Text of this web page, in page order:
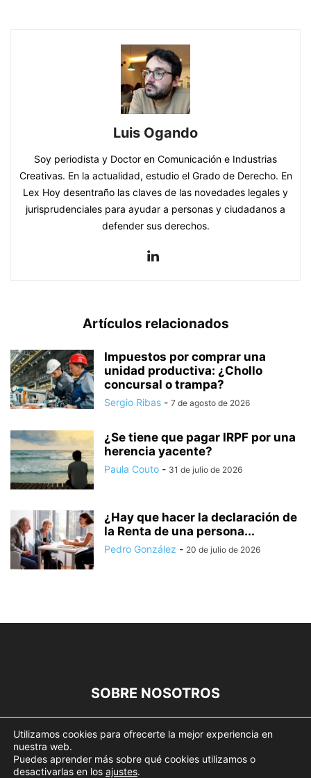
Luis Ogando
Soy periodista y Doctor en Comunicación e Industrias
Creativas. En la actualidad, estudio el Grado de Derecho. En
Lex Hoy desentraño las claves de las novedades legales y
jurisprudenciales para ayudar a personas y ciudadanos a
defender sus derechos.
Artículos relacionados
Impuestos por comprar una
unidad productiva: ¿Chollo
concursal o trampa?
Sergio Ribas - 7 de agosto de 2026
¿Se tiene que pagar IRPF por una
herencia yacente?
Paula Couto - 31 de julio de 2026
¿Hay que hacer la declaración de
la Renta de una persona...
Pedro González - 20 de julio de 2026
SOBRE NOSOTROS
SÍGUENOS
Utilizamos cookies para ofrecerte la mejor experiencia en
nuestra web.
Puedes aprender más sobre qué cookies utilizamos o
desactivarlas en los ajustes.